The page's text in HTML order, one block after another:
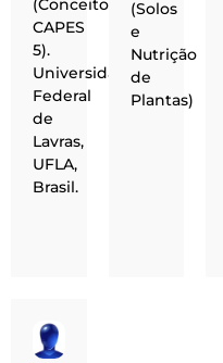
(Conceito
CAPES
5).
Universidade
Federal
de
Lavras,
UFLA,
Brasil.
(Solos
e
Nutrição
de
Plantas)